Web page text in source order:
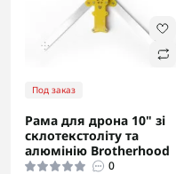
Под заказ
Рама для дрона 10" зі
склотекстоліту та
алюмінію Brotherhood
0